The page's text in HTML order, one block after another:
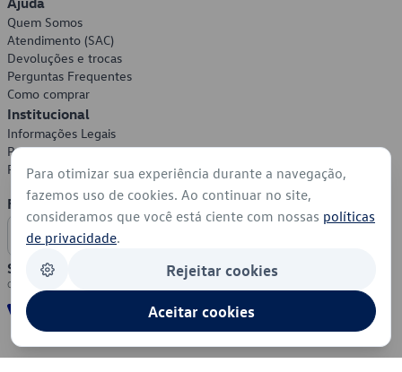
Quem Somos
Atendimento (SAC)
Devoluções e trocas
Perguntas Frequentes
Como comprar
Institucional
Informações Legais
Política de Privacidade
Política de Cookies
Formas de Pagamento
Segurança
Para otimizar sua experiência durante a navegação,
fazemos uso de cookies. Ao continuar no site,
consideramos que você está ciente com nossas políticas
de privacidade.
Rejeitar cookies
Aceitar cookies